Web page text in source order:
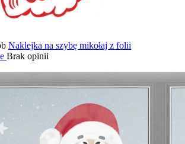
Naklejka na szybę mikołaj z folii
Brak opinii